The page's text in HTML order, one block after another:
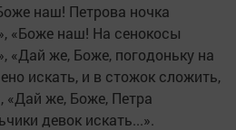
наш! Петрова ночка
«Боже наш! На сенокосы
«Дай же, Боже, погодоньку на
искать, и в стожок сложить,
«Дай же, Боже, Петра
девок искать...».